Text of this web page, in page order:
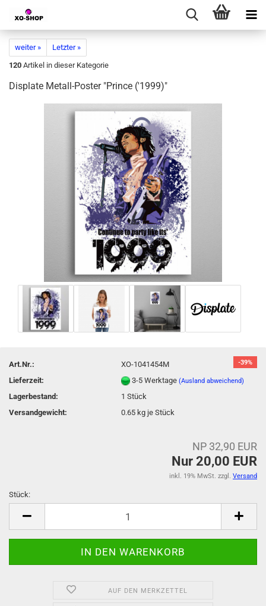
weiter »
Letzter »
120 Artikel in dieser Kategorie
Displate Metall-Poster "Prince ('1999)"
-39%
Art.Nr.:
XO-1041454M
Lieferzeit:
3-5 Werktage(Ausland abweichend)
Lagerbestand: 1Stück
Versandgewicht:
0.65 kg je Stück
NP 32,90 EUR
Nur 20,00 EUR
inkl. 19% MwSt. zzgl. Versand
Stück:
AUF DEN MERKZETTEL